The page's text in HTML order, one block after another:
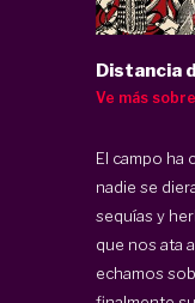
Distancia
Ve más
El campo ha
nadie se
sequías y
que nos ata
echamos